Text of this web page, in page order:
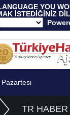
YOU
İSTEDİĞİNİZ
TR HABER